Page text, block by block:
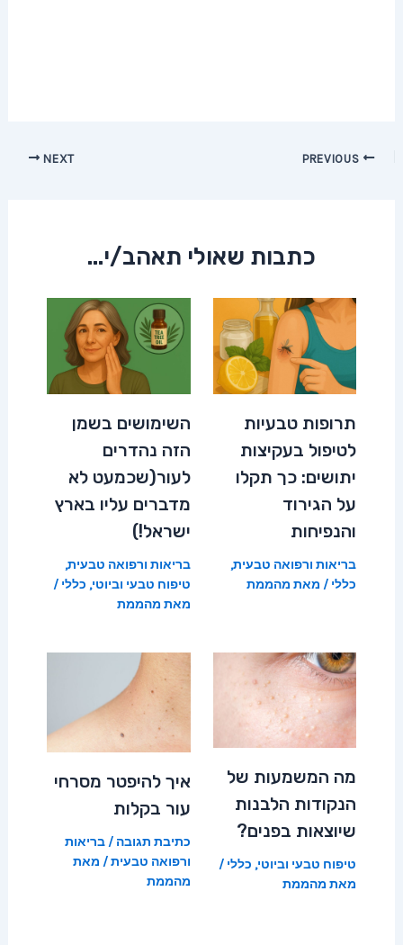
Post
NEXT
כתבות שאולי תאהב/י...
תרופות טבעיות
לטיפול בעקיצות
יתושים: כך תקלו
על הגירוד
והנפיחות
בריאות ורפואה טבעית,
כללי / מאת מהממת
השימושים בשמן
הזה נהדרים
לעור(שכמעט לא
מדברים עליו בארץ
ישראל!)
בריאות ורפואה טבעית,
טיפוח טבעי וביוטי, כללי /
מאת מהממת
מה המשמעות של
הנקודות הלבנות
שיוצאות בפנים?
טיפוח טבעי וביוטי, כללי /
מאת מהממת
איך להיפטר מסרחי
עור בקלות
כתיבת תגובה /בריאות
ורפואה טבעית/ מאת
מהממת